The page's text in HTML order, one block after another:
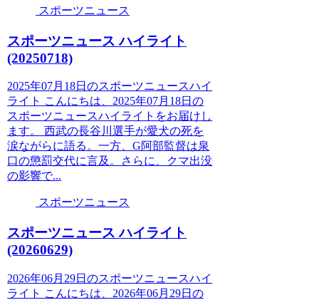
スポーツニュース
スポーツニュース ハイライト
(20250718)
2025年07月18日のスポーツニュースハイ
ライト こんにちは、2025年07月18日の
スポーツニュースハイライトをお届けし
ます。 西武の長谷川選手が愛犬の死を
涙ながらに語る。一方、G阿部監督は泉
口の懲罰交代に言及。さらに、クマ出没
の影響で...
スポーツニュース
スポーツニュース ハイライト
(20260629)
2026年06月29日のスポーツニュースハイ
ライト こんにちは、2026年06月29日の